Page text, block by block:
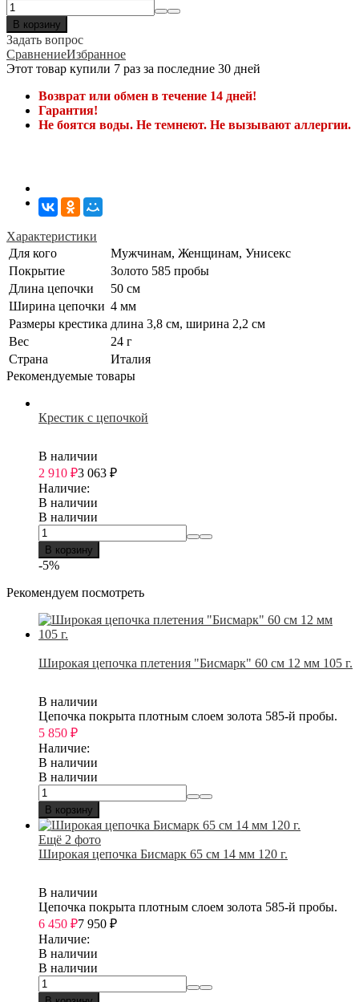
В корзину
Задать вопрос
СравнениеИзбранное
Этот товар купили 7 раз за последние 30 дней
Возврат или обмен в течение 14 дней!
Гарантия!
Не боятся воды. Не темнеют. Не вызывают аллергии.
Характеристики
Для кого
Мужчинам, Женщинам, Унисекс
Покрытие
Золото 585 пробы
Длина цепочки
50 см
Ширина цепочки 4 мм
Размеры крестика длина 3,8 см, ширина 2,2 см
Вес
24 г
Страна
Италия
Рекомендуемые товары
Крестик с цепочкой
В наличии
2 910 ₽3 063 ₽
Наличие:
В наличии
В наличии
В корзину
-5%
Рекомендуем посмотреть
Широкая цепочка плетения "Бисмарк" 60 см 12 мм 105 г.
В наличии
Цепочка покрыта плотным слоем золота 585-й пробы.
5 850 ₽
Наличие:
В наличии
В наличии
В корзину
Ещё 2 фото
Широкая цепочка Бисмарк 65 см 14 мм 120 г.
В наличии
Цепочка покрыта плотным слоем золота 585-й пробы.
6 450 ₽7 950 ₽
Наличие:
В наличии
В наличии